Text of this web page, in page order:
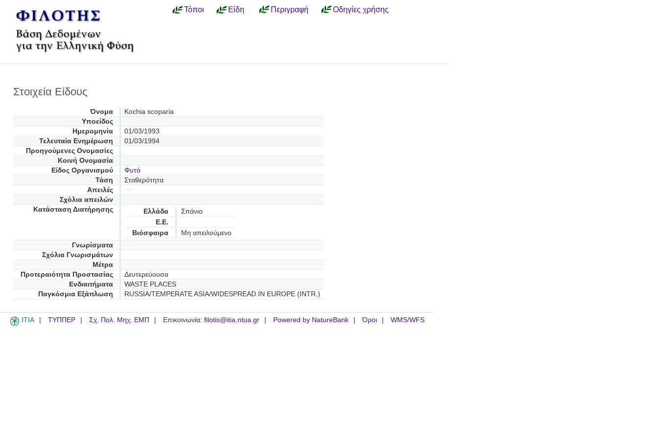
Τόποι Είδη Περιγραφή Οδηγίες χρήσης
Στοιχεία Είδους
Όνομα
Kochia scoparia
Υποείδος
Ημερομηνία
01/03/1993
Τελευταία Ενημέρωση
01/03/1994
Προηγούμενες Oνομασίες
Κοινή Ονομασία
Είδος Οργανισμού
Φυτό
Τάση
Σταθερότητα
Απειλές
Σχόλια απειλών
Κατάσταση Διατήρησης
Ελλάδα
Σπάνιο
Ε.Ε.
Βιόσφαιρα
Μη απειλούμενο
Γνωρίσματα
Σχόλια Γνωρισμάτων
Μέτρα
Προτεραιότητα Προστασίας
Δευτερεύουσα
Ενδιαιτήματα
WASTE PLACES
Παγκόσμια Εξάπλωση
RUSSIA/TEMPERATE ASIA/WIDESPREAD IN EUROPE (INTR.)
ITIA ΤΥΠΠΕΡ Σχ. Πολ. Μηχ. ΕΜΠ Επικοινωνία: filotis@itia.ntua.gr Powered by NatureBank Όροι WMS/WFS